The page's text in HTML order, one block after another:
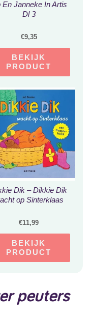
En Janneke In Artis
Dl 3
€9,35
BEKIJK
PRODUCT
Dik – Dikkie Dik
op Sinterklaas
€11,99
BEKIJK
PRODUCT
peuters